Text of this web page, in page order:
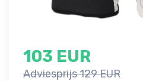
103 EUR
Adviesprijs 129 EUR